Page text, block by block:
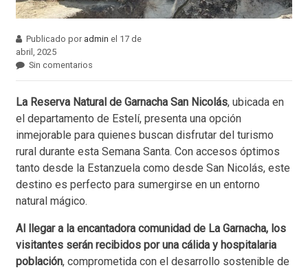
Publicado por admin el 17 de
abril, 2025
Sin comentarios
La Reserva Natural de Garnacha San Nicolás, ubicada en
el departamento de Estelí, presenta una opción
inmejorable para quienes buscan disfrutar del turismo
rural durante esta Semana Santa. Con accesos óptimos
tanto desde la Estanzuela como desde San Nicolás, este
destino es perfecto para sumergirse en un entorno
natural mágico.
Al llegar a la encantadora comunidad de La Garnacha, los
visitantes serán recibidos por una cálida y hospitalaria
población, comprometida con el desarrollo sostenible de